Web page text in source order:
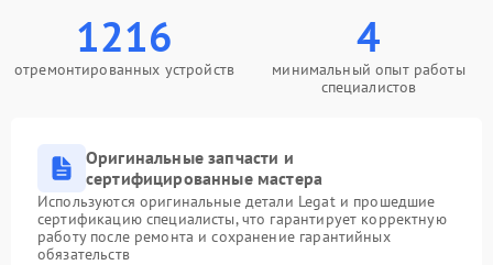
1216
отремонтированных устройств
4
минимальный опыт работы
специалистов
Оригинальные запчасти и
сертифицированные мастера
Используются оригинальные детали Legat и прошедшие
сертификацию специалисты, что гарантирует корректную
работу после ремонта и сохранение гарантийных
обязательств